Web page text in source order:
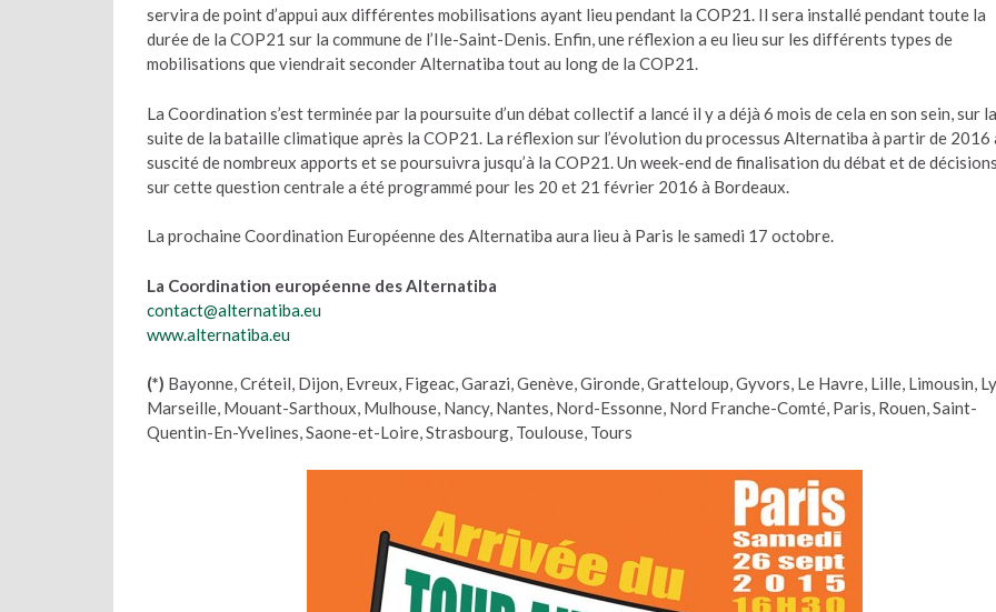
servira de point d’appui aux différentes mobilisations ayant lieu pendant la COP21. Il sera installé pendant toute la
durée de la COP21 sur la commune de l’Ile-Saint-Denis. Enfin, une réflexion a eu lieu sur les différents types de
mobilisations que viendrait seconder Alternatiba tout au long de la COP21.
La Coordination s’est terminée par la poursuite d’un débat collectif a lancé il y a déjà 6 mois de cela en son sein, sur la
suite de la bataille climatique après la COP21. La réflexion sur l’évolution du processus Alternatiba à partir de 2016
suscité de nombreux apports et se poursuivra jusqu’à la COP21. Un week-end de finalisation du débat et de décisions
sur cette question centrale a été programmé pour les 20 et 21 février 2016 à Bordeaux.
La prochaine Coordination Européenne des Alternatiba aura lieu à Paris le samedi 17 octobre.
La Coordination européenne des Alternatiba
contact@alternatiba.eu
www.alternatiba.eu
(*) Bayonne, Créteil, Dijon, Evreux, Figeac, Garazi, Genève, Gironde, Gratteloup, Gyvors, Le Havre, Lille, Limousin,
Marseille, Mouant-Sarthoux, Mulhouse, Nancy, Nantes, Nord-Essonne, Nord Franche-Comté, Paris, Rouen, Saint-
Quentin-En-Yvelines, Saone-et-Loire, Strasbourg, Toulouse, Tours